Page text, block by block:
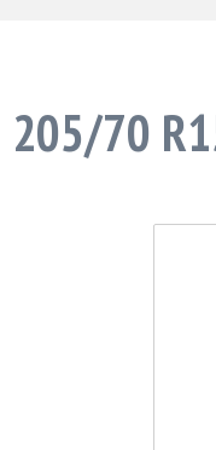
205/70